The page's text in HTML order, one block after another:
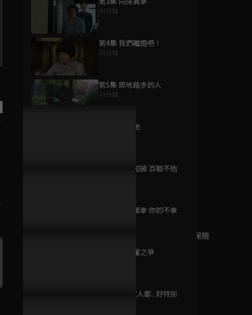
44分鐘
第4集 我們離婚吧！
43分鐘
第5集 原地踏步的人
43分鐘
第6集 我愛她
第7集 知己知彼 百戰不殆
第8集 她的萬幸 你的不幸
第9集 扶養權之爭
第10集 一家人都...好特別
老公出軌對象出乎意料？馬伊
為您推薦
Missy 先生
睡龍神探之情愛保險
已完結 / 共 25 集
歡樂家長群